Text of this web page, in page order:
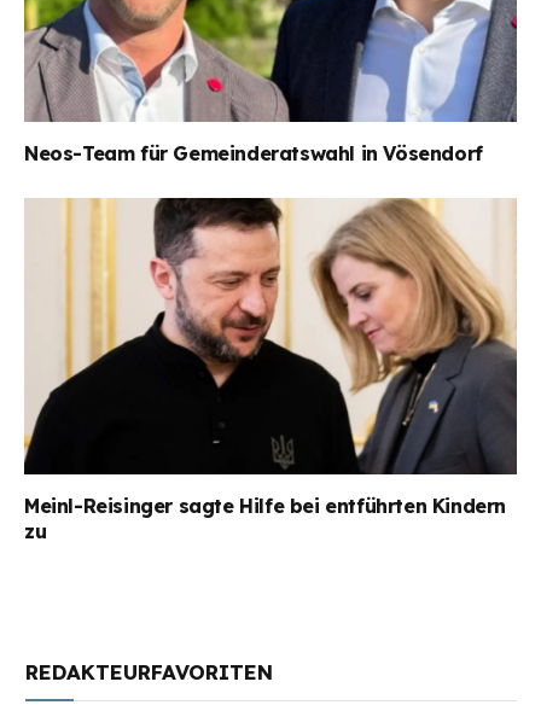
Neos-Team für Gemeinderatswahl in Vösendorf
Meinl-Reisinger sagte Hilfe bei entführten Kindern
zu
REDAKTEURFAVORITEN